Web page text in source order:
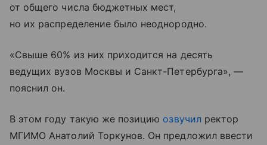
от общего числа бюджетных мест,
но их распределение было неоднородно.
«Свыше 60% из них приходится на десять
ведущих вузов Москвы и Санкт-Петербурга», —
пояснил он.
В этом году такую же позицию озвучилректор
МГИМО Анатолий Торкунов. Он предложил ввести